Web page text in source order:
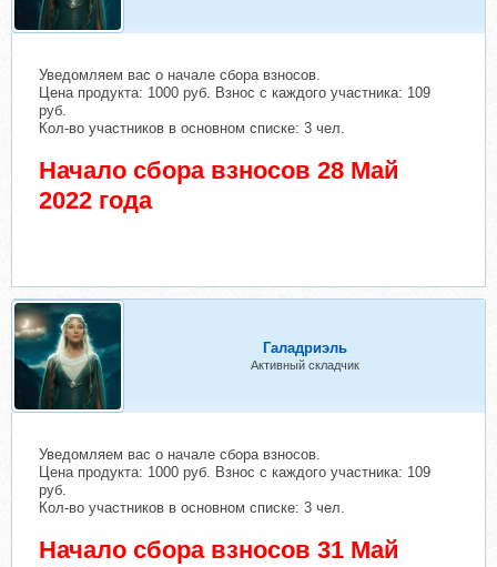
Уведомляем вас о начале сбора взносов.
Цена продукта: 1000 руб. Взнос с каждого участника: 109
руб.
Кол-во участников в основном списке: 3 чел.
Начало сбора взносов 28 Май
2022 года
Галадриэль
Активный складчик
Уведомляем вас о начале сбора взносов.
Цена продукта: 1000 руб. Взнос с каждого участника: 109
руб.
Кол-во участников в основном списке: 3 чел.
Начало сбора взносов 31 Май